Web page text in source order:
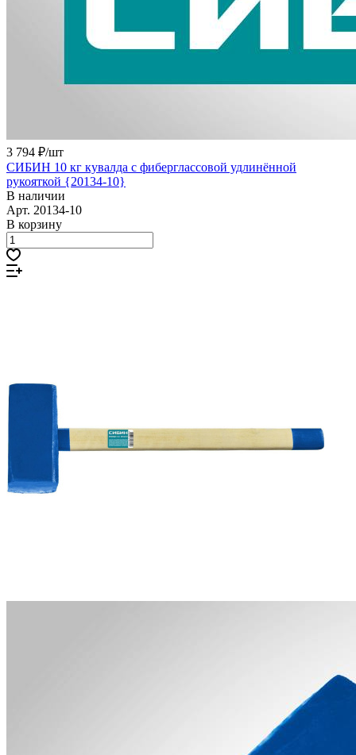
3 794 ₽/шт
СИБИН 10 кг кувалда с фиберглассовой удлинённой
рукояткой {20134-10}
В наличии
Арт. 20134-10
В корзину